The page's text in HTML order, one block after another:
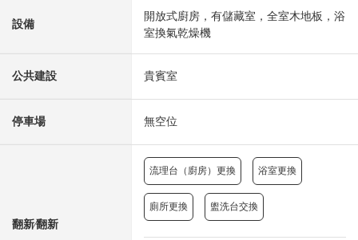
設備
開放式廚房，有儲藏室，全室木地板，浴
室換氣乾燥機
公共建設 貴賓室
停車場 無空位
翻新⁄翻新
流理台（廚房）更換 浴室更換
廁所更換 盥洗台交換